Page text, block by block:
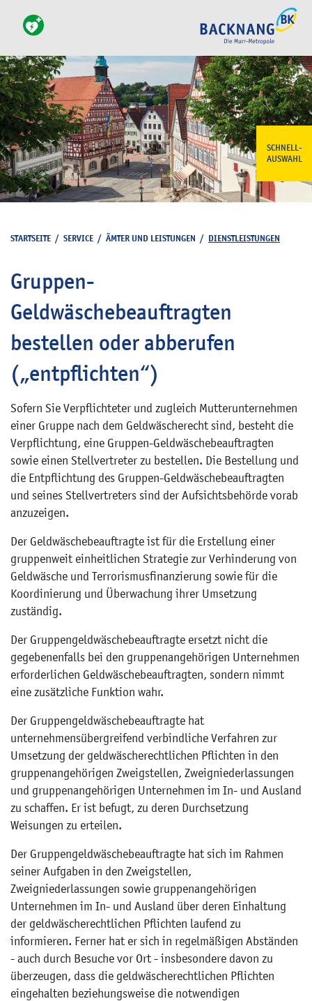
SCHNELL-
AUSWAHL
STARTSEITE / SERVICE / ÄMTER UND LEISTUNGEN / DIENSTLEISTUNGEN
Gruppen-
Geldwäschebeauftragten
bestellen oder abberufen
(„entpflichten“)
Sofern Sie Verpflichteter und zugleich Mutterunternehmen
einer Gruppe nach dem Geldwäscherecht sind, besteht die
Verpflichtung, eine Gruppen-Geldwäschebeauftragten
sowie einen Stellvertreter zu bestellen. Die Bestellung und
die Entpflichtung des Gruppen-Geldwäschebeauftragten
und seines Stellvertreters sind der Aufsichtsbehörde vorab
anzuzeigen.
Der Geldwäschebeauftragte ist für die Erstellung einer
gruppenweit einheitlichen Strategie zur Verhinderung von
Geldwäsche und Terrorismusfinanzierung sowie für die
Koordinierung und Überwachung ihrer Umsetzung
zuständig.
Der Gruppengeldwäschebeauftragte ersetzt nicht die
gegebenenfalls bei den gruppenangehörigen Unternehmen
erforderlichen Geldwäschebeauftragten, sondern nimmt
eine zusätzliche Funktion wahr.
Der Gruppengeldwäschebeauftragte hat
unternehmensübergreifend verbindliche Verfahren zur
Umsetzung der geldwäscherechtlichen Pflichten in den
gruppenangehörigen Zweigstellen, Zweigniederlassungen
und gruppenangehörigen Unternehmen im In- und Ausland
zu schaffen. Er ist befugt, zu deren Durchsetzung
Weisungen zu erteilen.
Der Gruppengeldwäschebeauftragte hat sich im Rahmen
seiner Aufgaben in den Zweigstellen,
Zweigniederlassungen sowie gruppenangehörigen
Unternehmen im In- und Ausland über deren Einhaltung
der geldwäscherechtlichen Pflichten laufend zu
informieren. Ferner hat er sich in regelmäßigen Abständen
- auch durch Besuche vor Ort - insbesondere davon zu
überzeugen, dass die geldwäscherechtlichen Pflichten
eingehalten beziehungsweise die notwendigen